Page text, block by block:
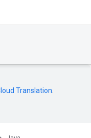
Translation